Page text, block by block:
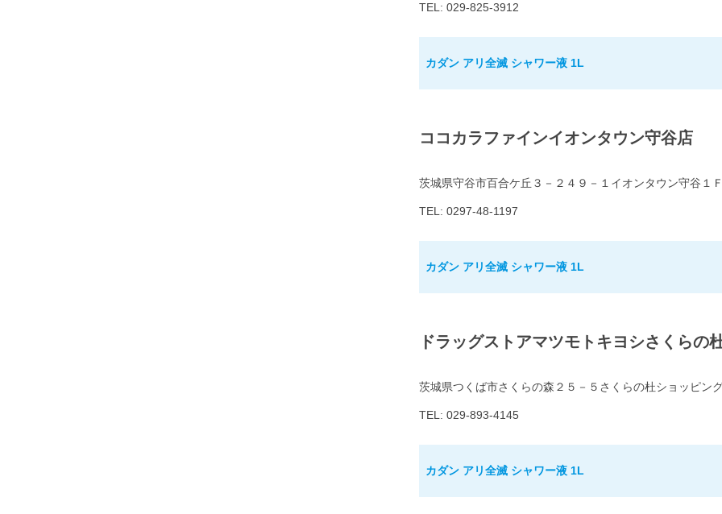
TEL: 029-825-3912
カダン アリ全滅 シャワー液 1L
ココカラファインイオンタウン守谷店
茨城県守谷市百合ケ丘３－２４９－１イオンタウン守谷１
TEL: 0297-48-1197
カダン アリ全滅 シャワー液 1L
ドラッグストアマツモトキヨシさくらの
茨城県つくば市さくらの森２５－５さくらの杜ショッピン
TEL: 029-893-4145
カダン アリ全滅 シャワー液 1L